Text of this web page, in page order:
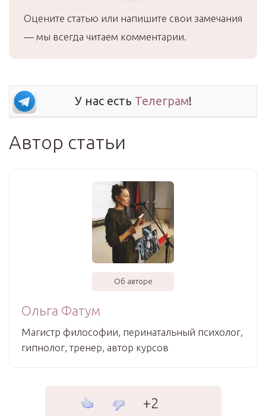
Оцените статью или напишите свои замечания
— мы всегда читаем комментарии.
У нас есть Телеграм!
Автор статьи
Об авторе
Ольга Фатум
Магистр философии, перинатальный психолог,
гипнолог, тренер, автор курсов
+2